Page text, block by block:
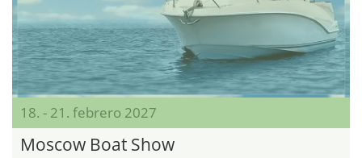
18. - 21. febrero 2027
Moscow Boat Show